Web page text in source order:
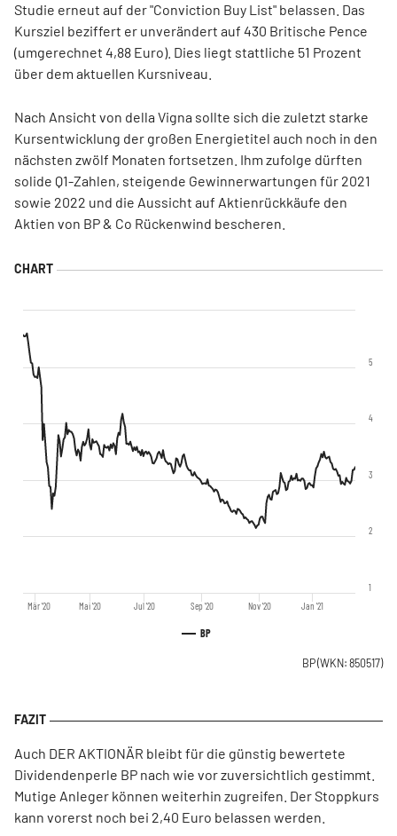
Studie erneut auf der "Conviction Buy List" belassen. Das
Kursziel beziffert er unverändert auf 430 Britische Pence
(umgerechnet 4,88 Euro). Dies liegt stattliche 51 Prozent
über dem aktuellen Kursniveau.
Nach Ansicht von della Vigna sollte sich die zuletzt starke
Kursentwicklung der großen Energietitel auch noch in den
nächsten zwölf Monaten fortsetzen. Ihm zufolge dürften
solide Q1-Zahlen, steigende Gewinnerwartungen für 2021
sowie 2022 und die Aussicht auf Aktienrückkäufe den
Aktien von BP & Co Rückenwind bescheren.
BP
Mär '20 Mai '20 Jul '20 Sep '20 Nov '20 Jan '21
1
2
3
4
5
BP(WKN: 850517)
Auch DER AKTIONÄR bleibt für die günstig bewertete
Dividendenperle BP nach wie vor zuversichtlich gestimmt.
Mutige Anleger können weiterhin zugreifen. Der Stoppkurs
kann vorerst noch bei 2,40 Euro belassen werden.